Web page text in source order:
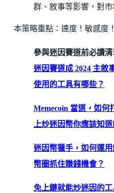
群、敘事等影響，對
本策略重點：速度！敏感度！
參與迷因賽道前必讀清
迷因賽道成 2024 主敘
使用的工具有哪些？
Memecoin 當道，如何
上炒迷因幣你應該知
迷因幣獵手，如何運
幣圈抓住賺錢機會？
免上鏈就能炒迷因的